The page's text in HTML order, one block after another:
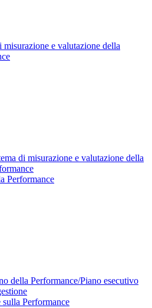
misurazione e valutazione della
di misurazione e valutazione della
Performance
della Performance/Piano esecutivo
sulla Performance